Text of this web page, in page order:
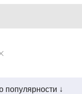
популярности ↓